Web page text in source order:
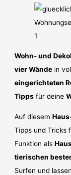
Wohn- und
vier Wände in
eingerichteten
Tipps für deine
Auf diesem
Tipps und Tricks
Funktion als
tierischen
Surfen und